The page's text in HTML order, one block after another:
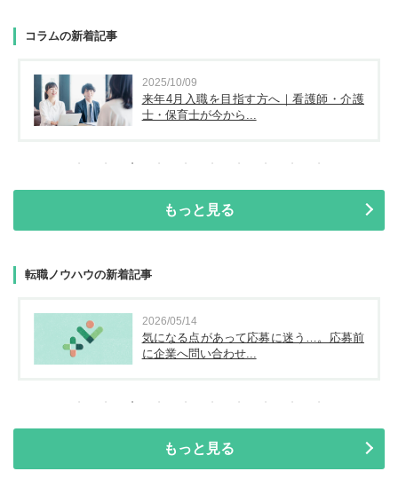
コラムの新着記事
2025/10/09
来年4月入職を目指す方へ｜看護師・介護
士・保育士が今から...
もっと見る
転職ノウハウの新着記事
2026/05/14
気になる点があって応募に迷う…。応募前
に企業へ問い合わせ...
もっと見る